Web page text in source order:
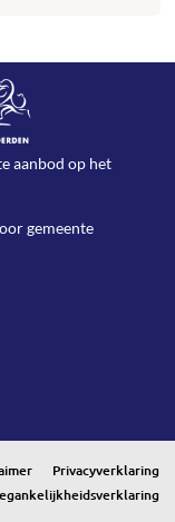
aanbod op het
gemeente
Privacyverklaring